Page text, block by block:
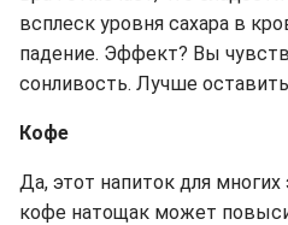
всплеск уровня сахара в
падение. Эффект? Вы
сонливость. Лучше
Кофе
Да, этот напиток для
кофе натощак может